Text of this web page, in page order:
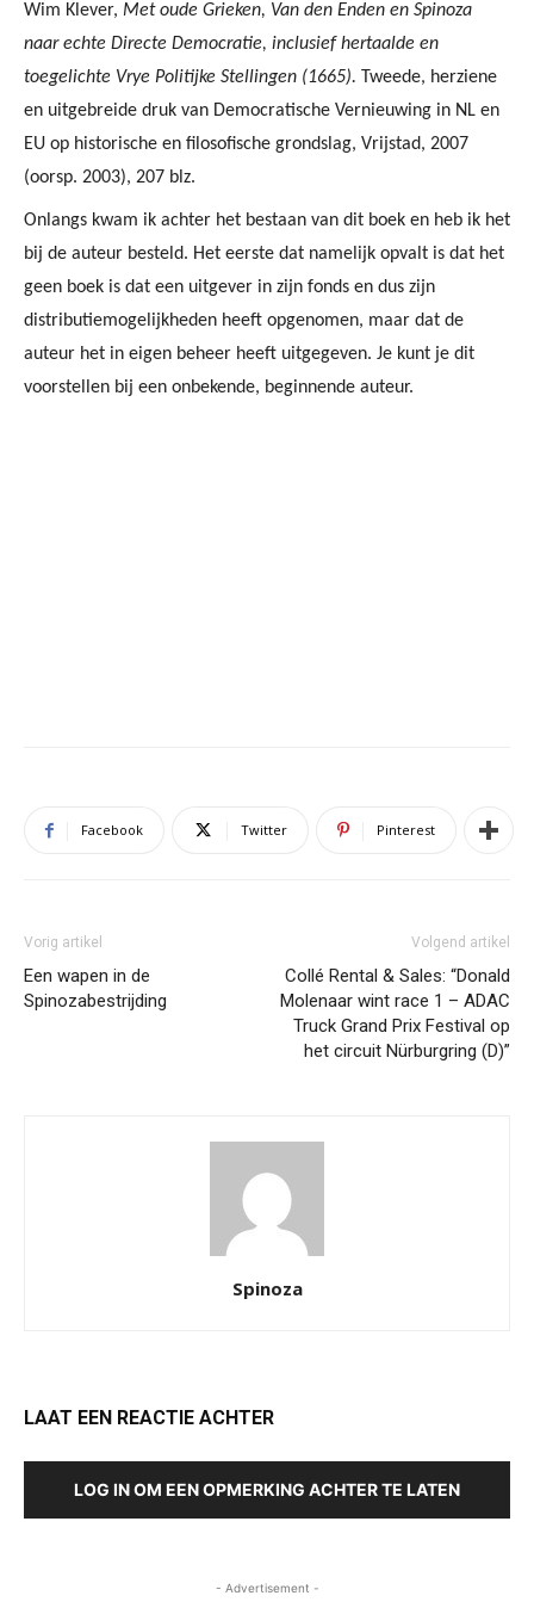
Wim Klever, Met oude Grieken, Van den Enden en Spinoza
naar echte Directe Democratie, inclusief hertaalde en
toegelichte Vrye Politijke Stellingen (1665). Tweede, herziene
en uitgebreide druk van Democratische Vernieuwing in NL en
EU op historische en filosofische grondslag, Vrijstad, 2007
(oorsp. 2003), 207 blz.
Onlangs kwam ik achter het bestaan van dit boek en heb ik het
bij de auteur besteld. Het eerste dat namelijk opvalt is dat het
geen boek is dat een uitgever in zijn fonds en dus zijn
distributiemogelijkheden heeft opgenomen, maar dat de
auteur het in eigen beheer heeft uitgegeven. Je kunt je dit
voorstellen bij een onbekende, beginnende auteur.
Facebook Twitter Pinterest
Vorig artikel
Een wapen in de
Spinozabestrijding
Volgend artikel
Collé Rental & Sales: “Donald
Molenaar wint race 1 – ADAC
Truck Grand Prix Festival op
het circuit Nürburgring (D)”
Spinoza
LAAT EEN REACTIE ACHTER
LOG IN OM EEN OPMERKING ACHTER TE LATEN
- Advertisement -